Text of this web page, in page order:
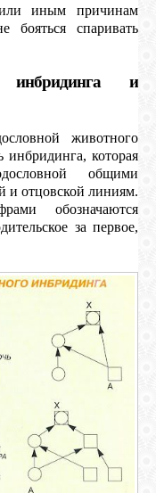
иным причинам
бояться спаривать
инбридинга и
животного
инбридинга, которая
общими
и отцовской линиям.
обозначаются
за первое,